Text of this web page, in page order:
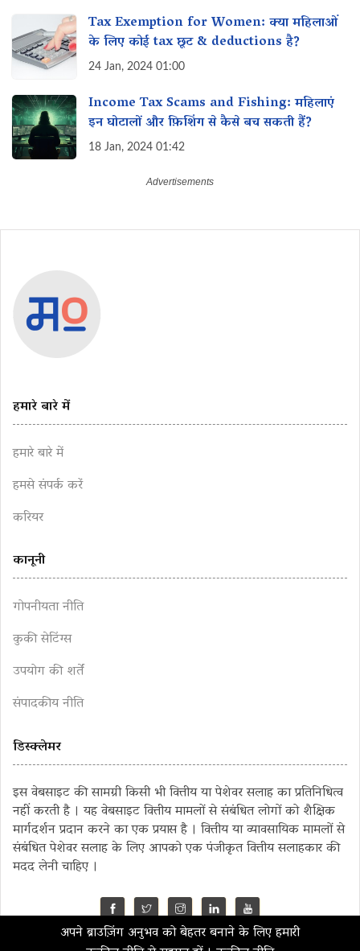
Tax Exemption for Women: क्या महिलाओं
के लिए कोई tax छूट & deductions है?
24 Jan, 2024 01:00
Income Tax Scams and Fishing: महिलाएं
इन घोटालों और फ़िशिंग से कैसे बच सकती हैं?
18 Jan, 2024 01:42
हमारे बारे में
हमारे बारे में
हमसे संपर्क करें
करियर
कानूनी
गोपनीयता नीति
कुकी सेटिंग्स
उपयोग की शर्तें
संपादकीय नीति
डिस्क्लेमर
इस वेबसाइट की सामग्री किसी भी वित्तीय या पेशेवर सलाह का प्रतिनिधित्व
नहीं करती है । यह वेबसाइट वित्तीय मामलों से संबंधित लोगों को शैक्षिक
मार्गदर्शन प्रदान करने का एक प्रयास है । वित्तीय या व्यावसायिक मामलों से
संबंधित पेशेवर सलाह के लिए आपको एक पंजीकृत वित्तीय सलाहकार की
मदद लेनी चाहिए ।
©2023 MahaMoney
अपने ब्राउज़िंग अनुभव को बेहतर बनाने के लिए हमारी